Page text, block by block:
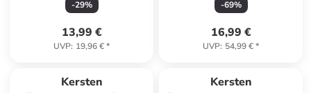
-29%
13,99 €
UVP: 19,96 €*
-69%
16,99 €
UVP: 54,99 €*
Kersten Kersten